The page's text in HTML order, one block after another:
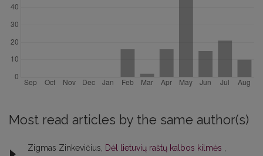
Most read articles by the same author(s)
Zigmas Zinkevičius, Dėl lietuvių raštų kalbos kilmės ,